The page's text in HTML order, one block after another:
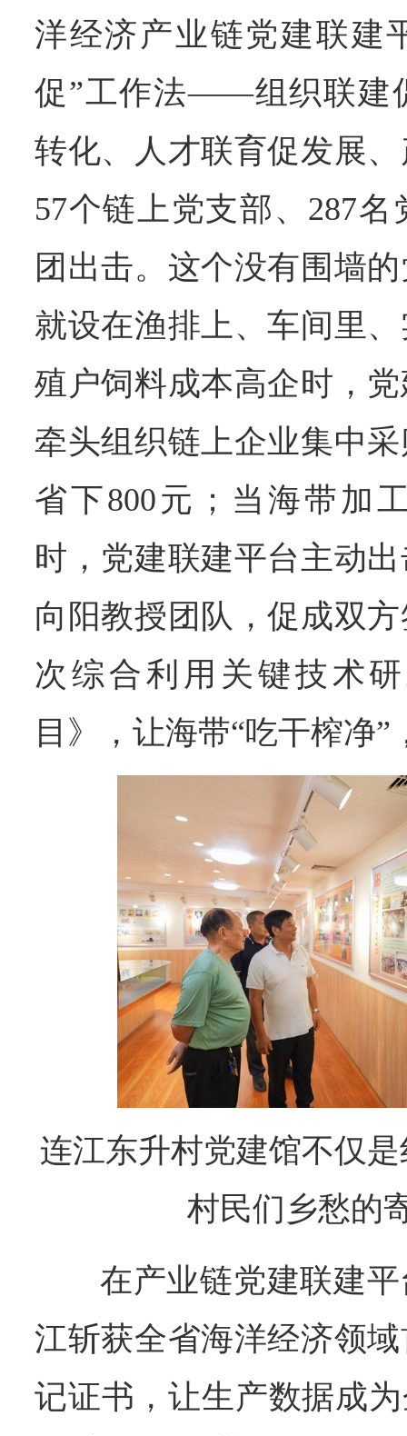
洋经济产业链党建联建
促”工作法——组织联建
转化、人才联育促发展
57个链上党支部、287
团出击。这个没有围墙
就设在渔排上、车间里
殖户饲料成本高企时，
牵头组织链上企业集中
省下800元；当海带加
时，党建联建平台主动
向阳教授团队，促成双
次综合利用关键技术
目》，让海带“吃干榨净
连江东升村党建馆不仅
村民们乡愁的
在产业链党建联建
江斩获全省海洋经济领
记证书，让生产数据成